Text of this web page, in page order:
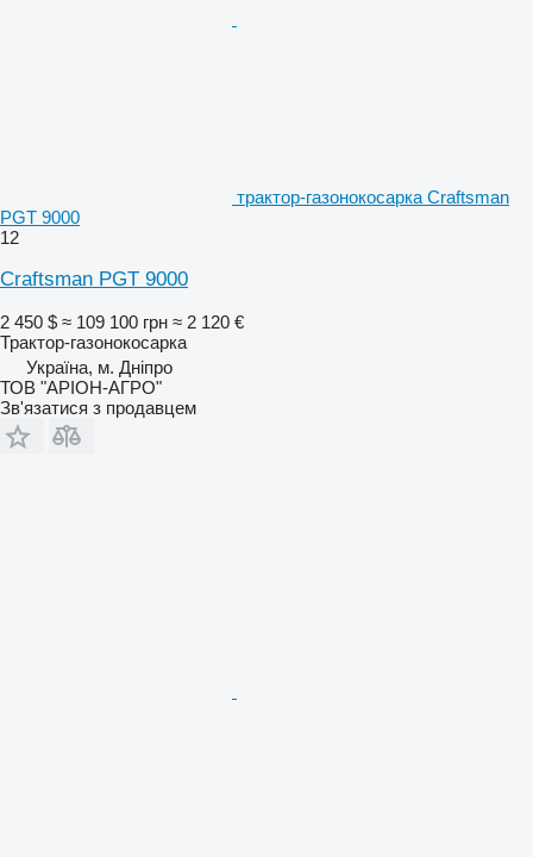
трактор-газонокосарка Craftsman
PGT 9000
12
Craftsman PGT 9000
2 450 $ ≈ 109 100 грн ≈ 2 120 €
Трактор-газонокосарка
Україна, м. Дніпро
ТОВ "АРІОН-АГРО"
Зв'язатися з продавцем